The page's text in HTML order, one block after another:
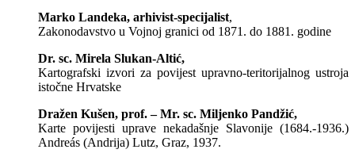
Marko Landeka, arhivist-specijalist,
Zakonodavstvo u Vojnoj granici od 1871. do 1881. godine
Dr. sc. Mirela Slukan-Altić,
Kartografski izvori za povijest upravno-teritorijalnog ustroja
istočne Hrvatske
Dražen Kušen, prof. – Mr. sc. Miljenko Pandžić,
Karte povijesti uprave nekadašnje Slavonije (1684.-1936.)
Andreás (Andrija) Lutz, Graz, 1937.